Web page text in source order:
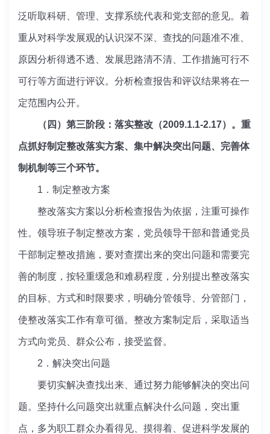
泛听取科研、管理、支撑系统代表和党支部的意见。着
重从对科学发展观的认识深不深、查找的问题准不准、
原因分析得透不透、发展思路清不清、工作措施可行不
可行等方面进行评议。分析检查报告和评议结果将在一
定范围内公开。
（四）第三阶段：落实整改（2009.1.1-2.17）。重
点抓好制定整改落实方案、集中解决突出问题、完善体
制机制等三个环节。
1．制定整改方案
整改落实方案以分析检查报告为依据，注重可操作
性。领导班子制定整改方案，党员领导干部和普通党员
干部制定整改措施，要对查摆出来的突出问题和需要完
善的制度，按轻重缓急和难易程度，分别提出整改落实
的目标、方式和时限要求，明确分管领导、分管部门，
使整改落实工作有章可循。整改方案制定后，采取适当
方式向党员、群众公布，接受监督。
2．解决突出问题
要切实解决查找出来、通过努力能够解决的突出问
题。坚持什么问题突出就重点解决什么问题，突出重
点，多为职工群众办看得见、摸得着、促进科学发展的